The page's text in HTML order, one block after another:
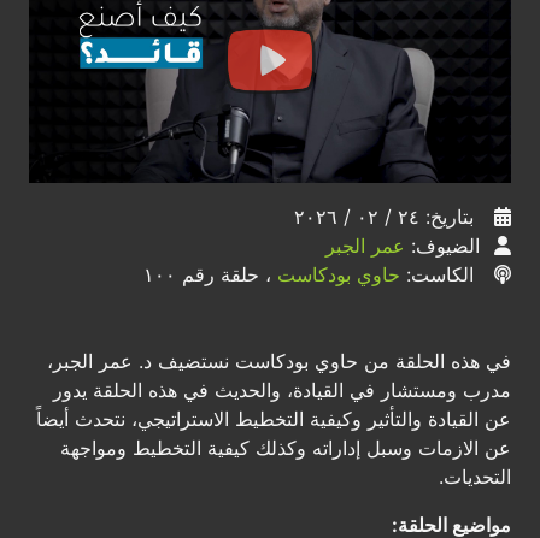
بتاريخ: ٢٤ / ٠٢ / ٢٠٢٦
الضيوف: عمر الجبر
الكاست: حاوي بودكاست ، حلقة رقم ١٠٠
في هذه الحلقة من حاوي بودكاست نستضيف د. عمر الجبر،
مدرب ومستشار في القيادة، والحديث في هذه الحلقة يدور
عن القيادة والتأثير وكيفية التخطيط الاستراتيجي، نتحدث أيضاً
عن الازمات وسبل إداراته وكذلك كيفية التخطيط ومواجهة
التحديات.
مواضيع الحلقة: